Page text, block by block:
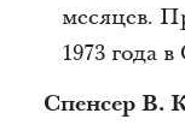
месяцев.
1973 года
Спенсер В.